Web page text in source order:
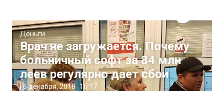
Деньги
Врач не загружается. Почему
больничный софт за 84 млн
леев регулярно дает сбои
| 6 декабря, 2018 16:17